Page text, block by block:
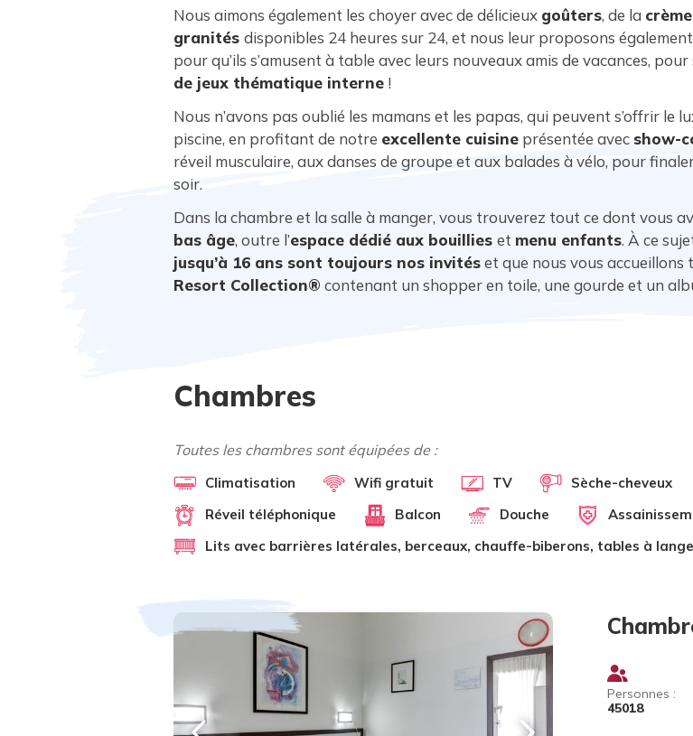
Nous aimons également les choyer avec de délicieux goûters, de la
granités disponibles 24 heures sur 24, et nous leur proposons
pour qu’ils s’amusent à table avec leurs nouveaux amis de vacances,
de jeux thématique interne !
Nous n’avons pas oublié les mamans et les papas, qui peuvent s’offrir le
piscine, en profitant de notre excellente cuisine présentée avecshow-
réveil musculaire, aux danses de groupe et aux balades à vélo, pour
soir.
Dans la chambre et la salle à manger, vous trouverez tout ce dont vous
bas âge, outre l’espace dédié aux bouillies et menu enfants. À ce
jusqu’à 16 ans sont toujours nos invitéset que nous vous accueillons
Resort Collection® contenant un shopper en toile, une gourde et un
Chambres
Toutes les chambres sont équipées de :
Climatisation Wifi gratuit TV Sèche-cheveux
Réveil téléphonique
Balcon Douche
Lits avec barrières latérales, berceaux, chauffe-biberons, tables à
Personnes :
45018